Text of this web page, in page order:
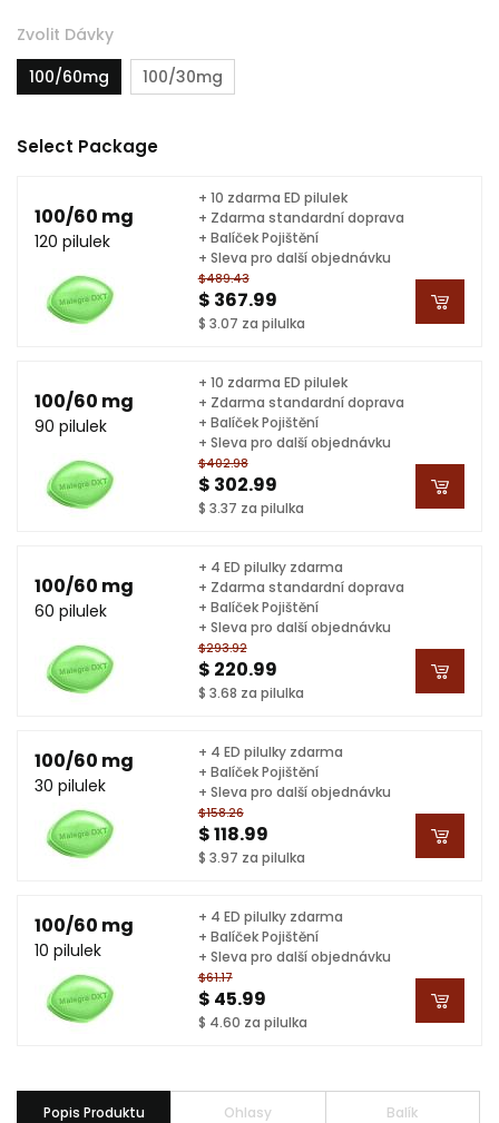
Zvolit Dávky
100/60mg
100/30mg
Select Package
100/60 mg
120 pilulek
$489.43
$ 367.99
$ 3.07 za pilulka
+ 10 zdarma ED pilulek
+ Zdarma standardní doprava
+ Balíček Pojištění
+ Sleva pro další objednávku
100/60 mg
90 pilulek
$402.98
$ 302.99
$ 3.37 za pilulka
+ 10 zdarma ED pilulek
+ Zdarma standardní doprava
+ Balíček Pojištění
+ Sleva pro další objednávku
100/60 mg
60 pilulek
$293.92
$ 220.99
$ 3.68 za pilulka
+ 4 ED pilulky zdarma
+ Zdarma standardní doprava
+ Balíček Pojištění
+ Sleva pro další objednávku
100/60 mg
30 pilulek
$158.26
$ 118.99
$ 3.97 za pilulka
+ 4 ED pilulky zdarma
+ Balíček Pojištění
+ Sleva pro další objednávku
100/60 mg
10 pilulek
$61.17
$ 45.99
$ 4.60 za pilulka
+ 4 ED pilulky zdarma
+ Balíček Pojištění
+ Sleva pro další objednávku
Popis Produktu Ohlasy Balík